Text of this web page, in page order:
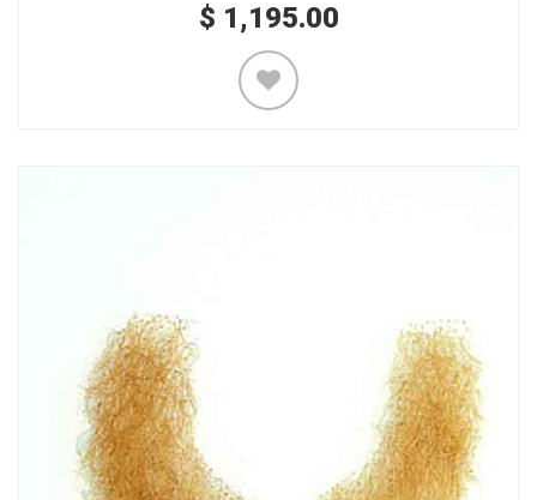
$ 1,195.00